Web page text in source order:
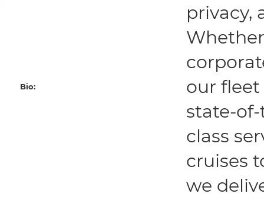
Bio:
privacy,
our
state-
class
cruises
we